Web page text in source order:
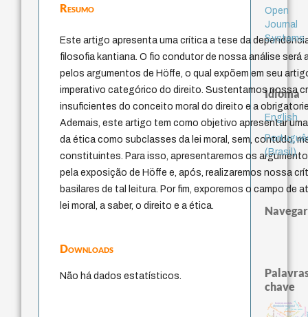
Resumo
Este artigo apresenta uma crítica a tese da
filosofia kantiana. O fio condutor de nossa análise será
pelos argumentos de Höffe, o qual expõem em seu
imperativo categórico do direito. Sustentamos nossa
insuficientes do conceito moral do direito e a
Ademais, este artigo tem como objetivo apresentar
da ética como subclasses da lei moral, sem, contudo,
constituintes. Para isso, apresentaremos os
pela exposição de Höffe e, após, realizaremos nossa
basilares de tal leitura. Por fim, exporemos o campo de
lei moral, a saber, o direito e a ética.
Downloads
Não há dados estatísticos.
Open
Journal
Systems
Idioma
English
(Brasil)
Navegar
chave
fundamentalismo jacobi
protágoras
idade
identidade nacional
homem-medida
j.c.m. neto
palavra
perdón
logos
mind
animais